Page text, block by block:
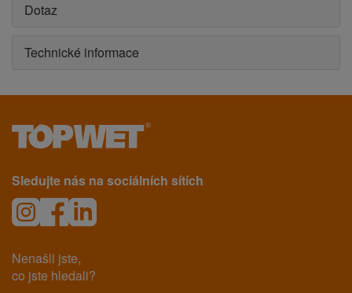
Dotaz
Technické informace
Sledujte nás na sociálních sítích
Nenašli jste,
co jste hledali?